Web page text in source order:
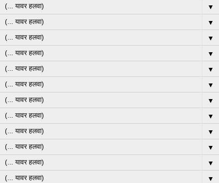
▼
▼
▼
▼
▼
▼
▼
▼
▼
▼
▼
▼